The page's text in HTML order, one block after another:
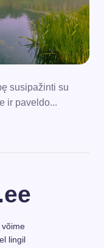
susipažinti su
ir paveldo...
lingil